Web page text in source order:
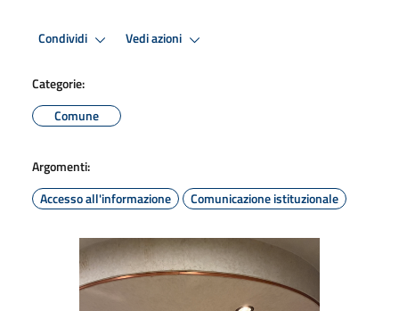
Condividi Vedi azioni
Categorie:
Comune
Argomenti:
Accesso all'informazione
Comunicazione istituzionale